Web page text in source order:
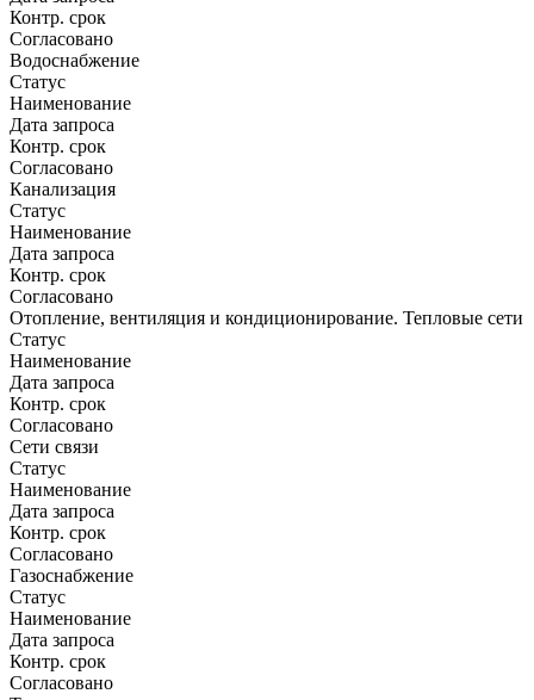
Контр. срок
Согласовано
Водоснабжение
Статус
Наименование
Дата запроса
Контр. срок
Согласовано
Канализация
Статус
Наименование
Дата запроса
Контр. срок
Согласовано
Отопление, вентиляция и кондиционирование. Тепловые сети
Статус
Наименование
Дата запроса
Контр. срок
Согласовано
Сети связи
Статус
Наименование
Дата запроса
Контр. срок
Согласовано
Газоснабжение
Статус
Наименование
Дата запроса
Контр. срок
Согласовано